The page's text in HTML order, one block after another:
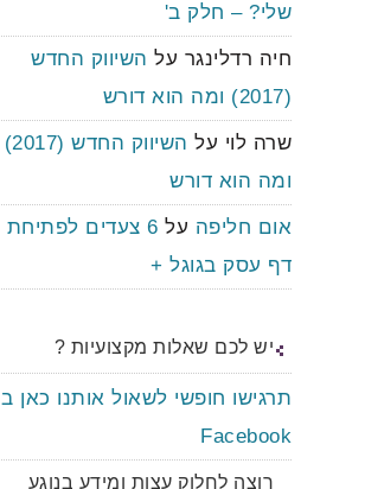
שלי? – חלק ב'
חיה רדלינגר על השיווק החדש
(2017) ומה הוא דורש
שרה לוי על
השיווק החדש (2017)
ומה הוא דורש
אום חליפה על
6 צעדים לפתיחת
דף עסק בגוגל +
יש לכם שאלות מקצועיות ?
תרגישו חופשי לשאול אותנו כאן ב
Facebook
רוצה לחלוק עצות ומידע בנוגע